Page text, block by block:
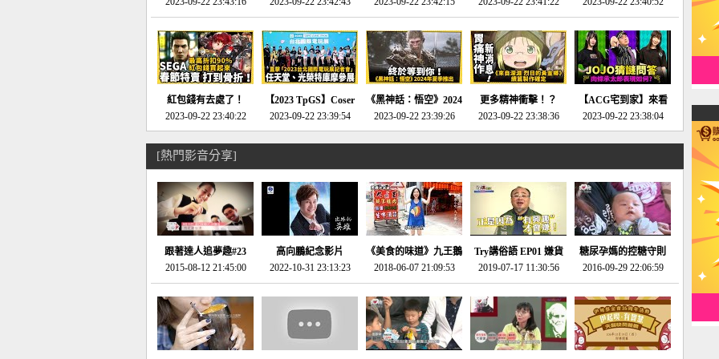
天平》介紹！-電玩宅
速配20230126
回「石村號」的恐懼體
驗-電玩宅速配
20230125
版」!!!今年就能玩到!!-
電玩宅速配20230124
動作角色扮演遊戲！-
電玩宅速配20230123
第一名早就決定了，封
面圖直接雷你!-電玩宅
速配20230120
紅包錢有去處了！
SEGA春節特賣 超過85
款遊戲打到骨折-電玩
宅速配20230119
2023-09-22 23:40:22
【2023 TpGS】Coser
和Show Girl搶先看！
直擊展前記者會-電玩
2023-09-22 23:39:54
《黑神話：悟空》2024
年夏季推出！確定不會
延期齁？-電玩宅速配
2023-09-22 23:39:26
更多精神衝擊！？
《來自深淵 烈日的黃
金鄉》續篇動畫確定
2023-09-22 23:38:36
【ACG宅到家】來看
就抽周邊！《JOJO的
奇妙冒險》問答大挑戰
年特展 feat 蕎羽 、櫻
花
2023-09-22 23:38:04
[熱門影音分享]
跟著達人追夢趣#23
promo-我想開間咖啡
館(謝佳凌)
2015-08-12 21:45:00
高向鵬紀念影片
2022-10-31 23:13:23
《美食的味道》九王鵝
肉
2018-06-07 21:09:53
Try講俗語 EP01 嫌貨
才是買貨人
2019-07-17 11:30:56
糖尿孕媽的控糖守則
2016-09-29 22:06:59